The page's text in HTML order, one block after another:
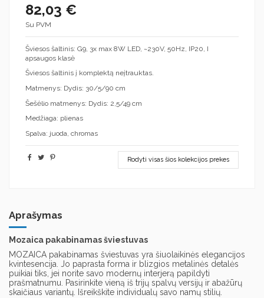
82,03 €
Su PVM
Šviesos šaltinis: G9, 3x max 8W LED, ~230V, 50Hz, IP20, I
apsaugos klasė
Šviesos šaltinis į komplektą neįtrauktas.
Matmenys: Dydis: 30/5/90 cm
Šešėlio matmenys: Dydis: 2,5/49 cm
Medžiaga: plienas
Spalva: juoda, chromas
Rodyti visas šios kolekcijos prekes
Aprašymas
Mozaica pakabinamas šviestuvas
MOZAICA pakabinamas šviestuvas yra šiuolaikinės elegancijos
kvintesencija. Jo paprasta forma ir blizgios metalinės detalės
puikiai tiks, jei norite savo modernų interjerą papildyti
prašmatnumu. Pasirinkite vieną iš trijų spalvų versijų ir abažūrų
skaičiaus variantų. Išreikškite individualų savo namų stilių.